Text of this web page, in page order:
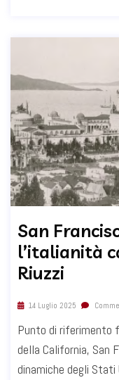
San
l’italianità
Riuzzi
14 Luglio 2025
Punto di riferimento
della California, San
dinamiche degli